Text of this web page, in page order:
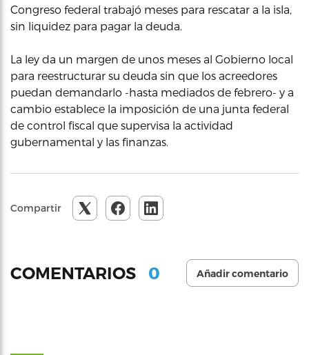
Congreso federal trabajó meses para rescatar a la isla,
sin liquidez para pagar la deuda.
La ley da un margen de unos meses al Gobierno local
para reestructurar su deuda sin que los acreedores
puedan demandarlo -hasta mediados de febrero- y a
cambio establece la imposición de una junta federal
de control fiscal que supervisa la actividad
gubernamental y las finanzas.
Compartir
COMENTARIOS 0 Añadir comentario